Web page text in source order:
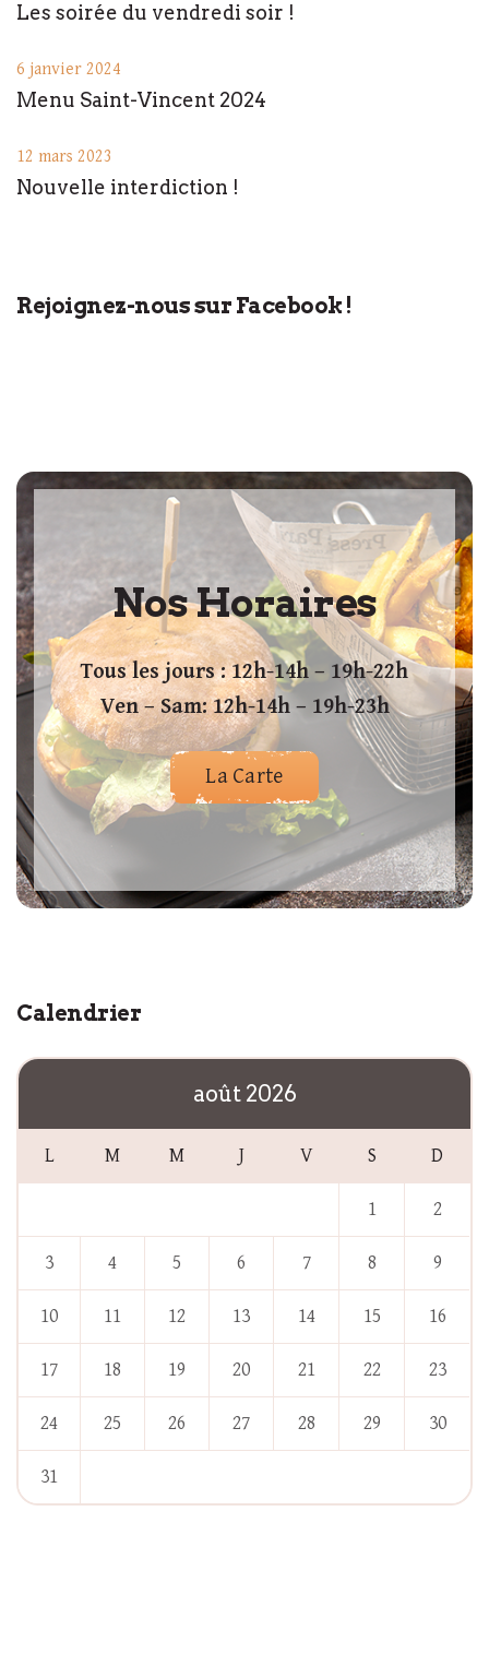
Les soirée du vendredi soir !
6 janvier 2024
Menu Saint-Vincent 2024
12 mars 2023
Nouvelle interdiction !
Rejoignez-nous sur Facebook !
Nos Horaires
Tous les jours : 12h-14h – 19h-22h
Ven – Sam: 12h-14h – 19h-23h
La Carte
Calendrier
août 2026
L M M J V S D
1 2
3 4 5 6 7 8 9
10 11 12 13 14 15 16
17 18 19 20 21 22 23
24 25 26 27 28 29 30
31